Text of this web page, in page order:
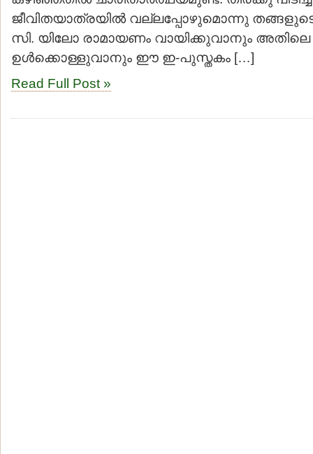
ജീവിതയാത്രയില്‍ വല്ലപ്പോഴുമൊന്നു തങ്ങളുടെ
സി. യിലോ രാമായണം വായിക്കുവാനും
ഉള്‍ക്കൊള്ളുവാനും ഈ ഇ-പുസ്തകം […]
Read Full Post »